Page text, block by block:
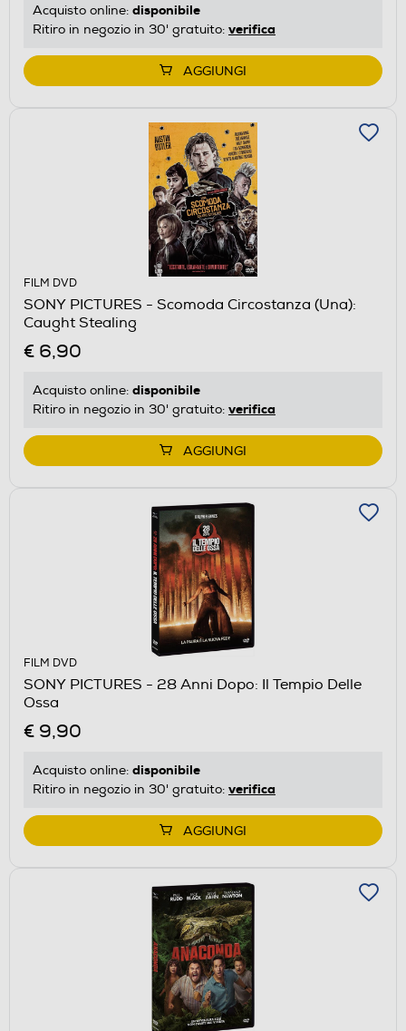
Acquisto online: disponibile
Ritiro in negozio in 30' gratuito: verifica
AGGIUNGI
FILM DVD
SONY PICTURES - Scomoda Circostanza (Una):
Caught Stealing
€ 6,90
Acquisto online: disponibile
Ritiro in negozio in 30' gratuito: verifica
AGGIUNGI
FILM DVD
SONY PICTURES - 28 Anni Dopo: Il Tempio Delle
Ossa
€ 9,90
Acquisto online: disponibile
Ritiro in negozio in 30' gratuito: verifica
AGGIUNGI